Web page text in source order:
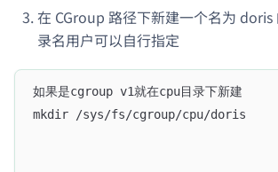
在 CGroup 路径下新建一个名为 doris
录名用户可以自行指定
如果是cgroup v1就在cpu目录下新建
mkdir /sys/fs/cgroup/cpu/doris